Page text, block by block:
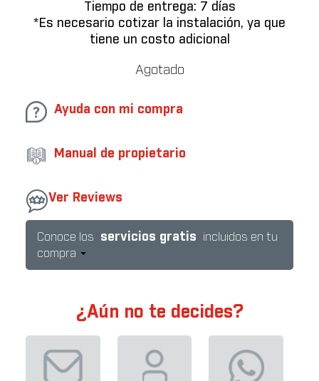
Tiempo de entrega: 7 días
*Es necesario cotizar la instalación, ya que
tiene un costo adicional
Agotado
Ayuda con mi compra
Manual de propietario
Ver Reviews
Conoce los servicios gratis
incluidos en tu
compra
¿Aún no te decides?